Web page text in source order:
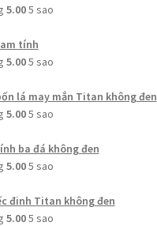
5.005 sao
tính
5.005 sao
lá may mắn Titan không đen
5.005 sao
ba đá không đen
5.005 sao
đinh Titan không đen
5.005 sao